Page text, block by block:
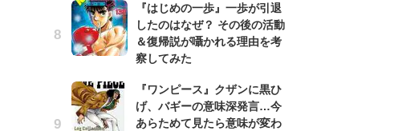
『はじめの一歩』一歩が引退
したのはなぜ？ その後の活動
＆復帰説が囁かれる理由を考
察してみた
『ワンピース』クザンに黒ひ
げ、バギーの意味深発言…今
あらためて見たら意味が変わ